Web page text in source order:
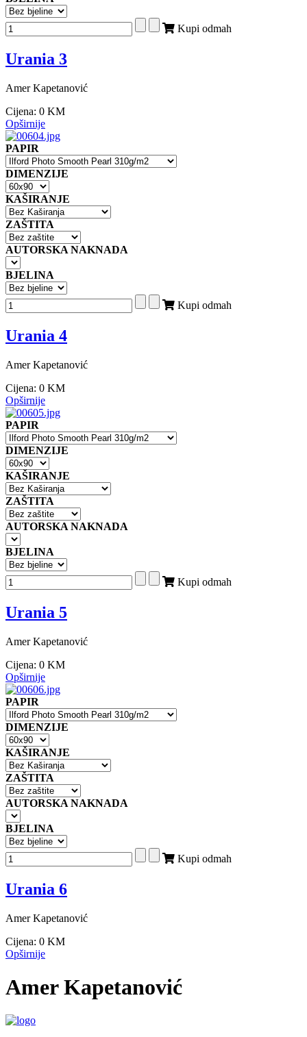
Kupi odmah
Urania 3
Amer Kapetanović
Cijena: 0 KM
Opširnije
PAPIR
DIMENZIJE
KAŠIRANJE
ZAŠTITA
AUTORSKA NAKNADA
BJELINA
Kupi odmah
Urania 4
Amer Kapetanović
Cijena: 0 KM
Opširnije
PAPIR
DIMENZIJE
KAŠIRANJE
ZAŠTITA
AUTORSKA NAKNADA
BJELINA
Kupi odmah
Urania 5
Amer Kapetanović
Cijena: 0 KM
Opširnije
PAPIR
DIMENZIJE
KAŠIRANJE
ZAŠTITA
AUTORSKA NAKNADA
BJELINA
Kupi odmah
Urania 6
Amer Kapetanović
Cijena: 0 KM
Opširnije
Amer Kapetanović